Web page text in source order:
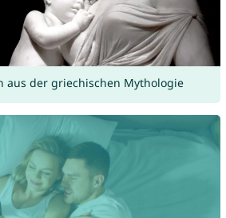
aus der griechischen Mythologie